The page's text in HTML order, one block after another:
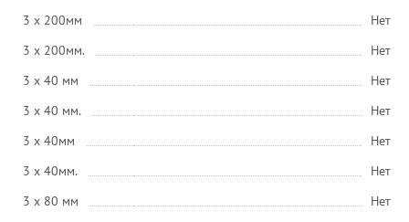
3 x 200мм
Нет
3 x 200мм.
Нет
3 x 40 мм
Нет
3 x 40 мм.
Нет
3 x 40мм
Нет
3 x 40мм.
Нет
3 x 80 мм
Нет